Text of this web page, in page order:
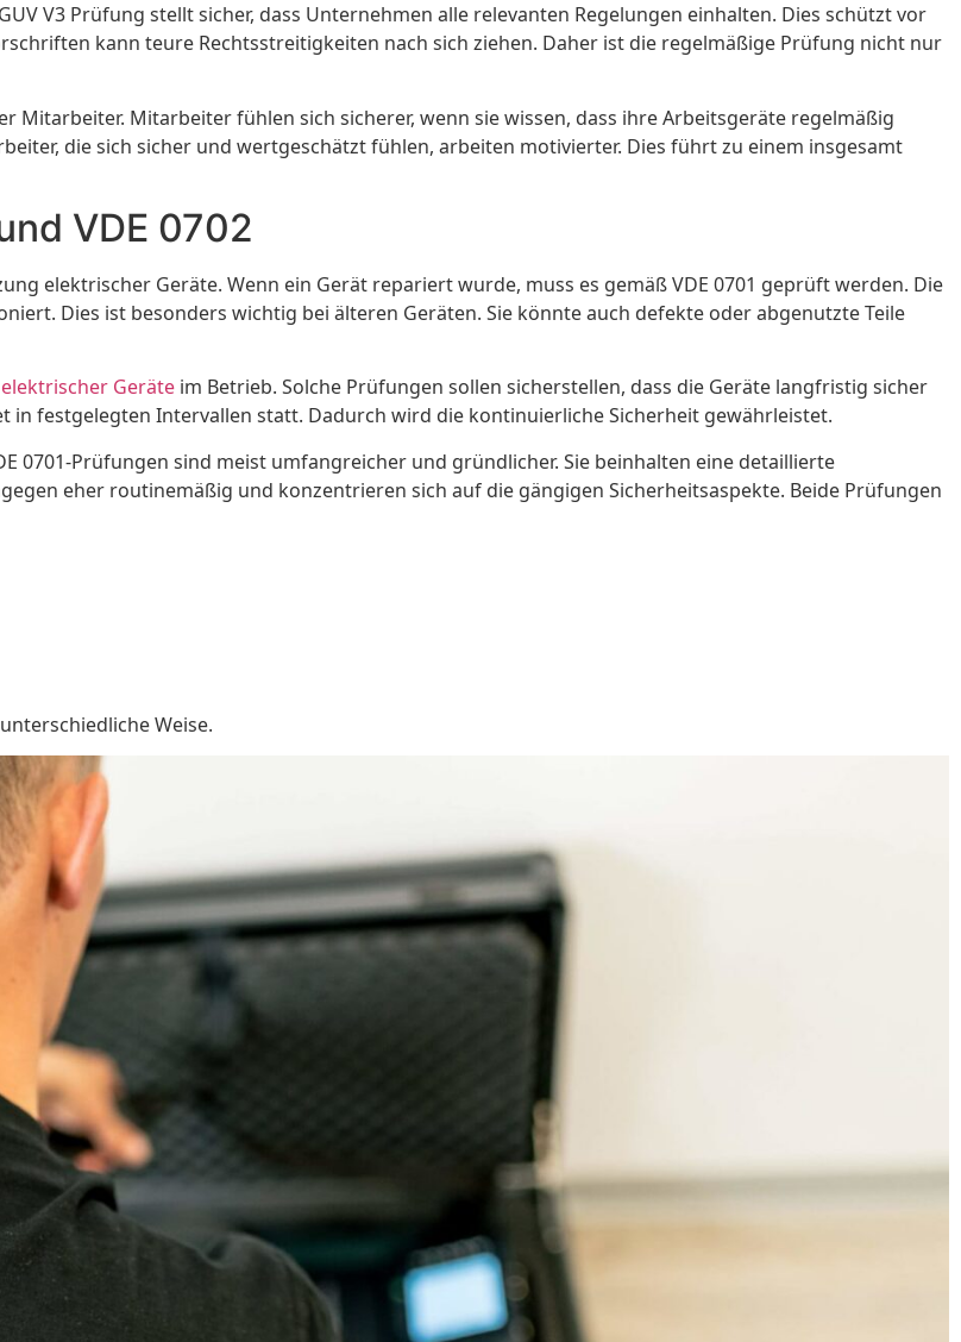
V3 Prüfung stellt sicher, dass Unternehmen alle relevanten Regelungen einhalten. Dies schützt vor
kann teure Rechtsstreitigkeiten nach sich ziehen. Daher ist die regelmäßige Prüfung nicht nur
Mitarbeiter fühlen sich sicherer, wenn sie wissen, dass ihre Arbeitsgeräte regelmäßig
die sich sicher und wertgeschätzt fühlen, arbeiten motivierter. Dies führt zu einem insgesamt
VDE 0702
elektrischer Geräte. Wenn ein Gerät repariert wurde, muss es gemäß VDE 0701 geprüft werden. Die
Dies ist besonders wichtig bei älteren Geräten. Sie könnte auch defekte oder abgenutzte Teile
Geräte im Betrieb. Solche Prüfungen sollen sicherstellen, dass die Geräte langfristig sicher
in festgelegten Intervallen statt. Dadurch wird die kontinuierliche Sicherheit gewährleistet.
0701-Prüfungen sind meist umfangreicher und gründlicher. Sie beinhalten eine detaillierte
eher routinemäßig und konzentrieren sich auf die gängigen Sicherheitsaspekte. Beide Prüfungen
Weise.